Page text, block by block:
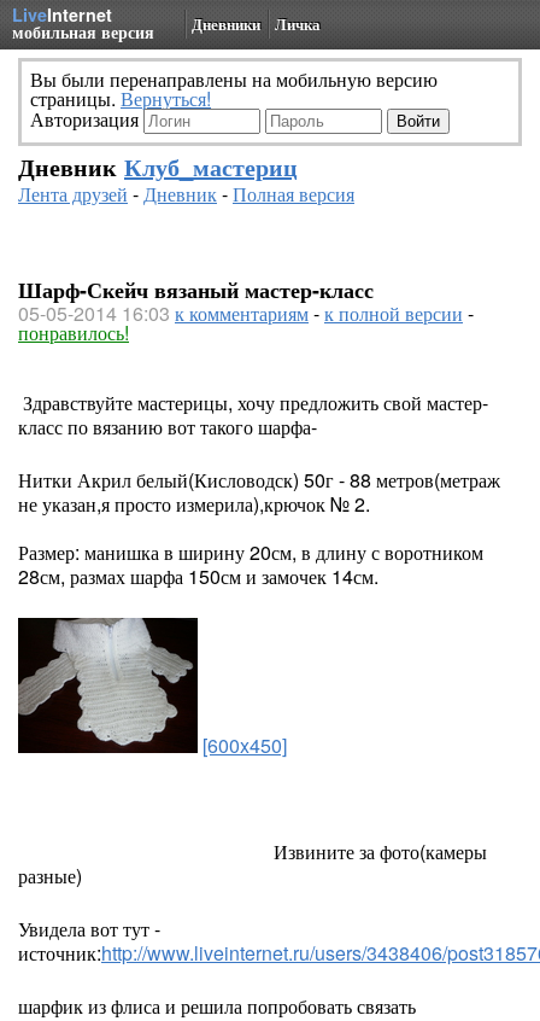
LiveInternet
мобильная версия Дневники Личка
Вы были перенаправлены на мобильную версию
страницы. Вернуться!
Авторизация
Дневник Клуб_мастериц
Лента друзей -Дневник-Полная версия
Шарф-Скейч вязаный мастер-класс
05-05-2014 16:03 к комментариям-к полной версии -
понравилось!
Здравствуйте мастерицы, хочу предложить свой мастер-
класс по вязанию вот такого шарфа-
Нитки Акрил белый(Кисловодск) 50г - 88 метров(метраж
не указан,я просто измерила),крючок № 2.
Размер: манишка в ширину 20см, в длину с воротником
28см, размах шарфа 150см и замочек 14см.
[600x450]
Извините за фото(камеры
разные)
Увидела вот тут -
источник:http://www.liveinternet.ru/users/3438406/
шарфик из флиса и решила попробовать связать